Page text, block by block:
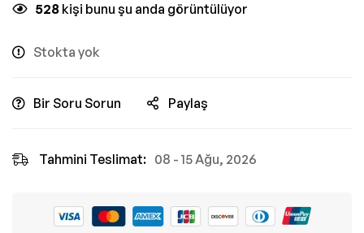
528 kişi bunu şu anda görüntülüyor
Stokta yok
Bir Soru Sorun Paylaş
Tahmini Teslimat: 08 - 15 Ağu, 2026